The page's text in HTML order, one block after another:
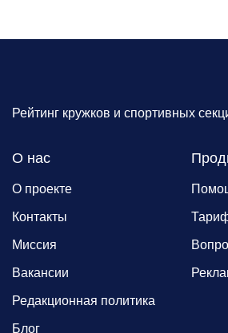
Рейтинг кружков и спортивных
О нас
О проекте
Контакты
Миссия
Вакансии
Редакционная политика
Блог